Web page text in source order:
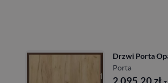
Drzwi Porta Opal